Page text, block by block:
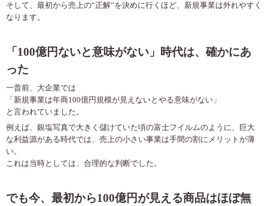
そして、最初から売上の“正解”を決めに行くほど、新規事業は外れやすく
なります。
「 100億円ないと意味がない」時代は、確かにあ
った
一昔前、大企業では
「新規事業は年商100億円規模が見えないとやる意味がない」
と言われていました。
例えば、銀塩写真で大きく儲けていた頃の富士フイルムのように、巨大
な利益源がある時代では、売上の小さい事業は手間の割にメリットが薄
い。
これは当時としては、合理的な判断でした。
でも今、最初から100億円が見える商品はほぼ無